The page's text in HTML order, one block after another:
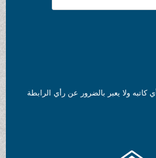
ولا يعبر بالضرور عن رأي الرابطة